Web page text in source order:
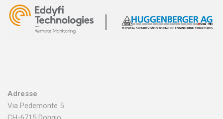
Adresse
Via Pedemonte 5